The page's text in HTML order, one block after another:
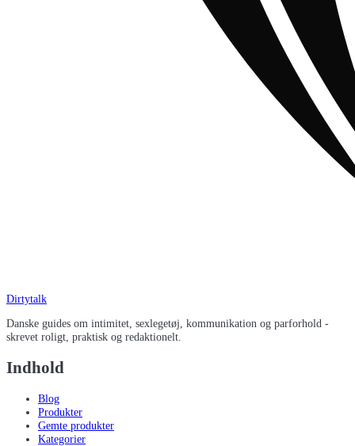
Dirtytalk
Danske guides om intimitet, sexlegetøj, kommunikation og parforhold -
skrevet roligt, praktisk og redaktionelt.
Indhold
Blog
Produkter
Gemte produkter
Kategorier